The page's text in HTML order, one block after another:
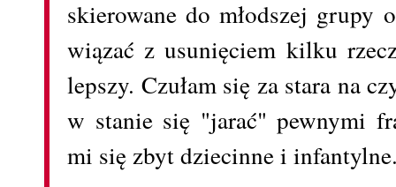
skierowane do młodszej grupy
wiązać z usunięciem kilku
lepszy. Czułam się za stara na
w stanie się "jarać" pewnymi
mi się zbyt dziecinne i